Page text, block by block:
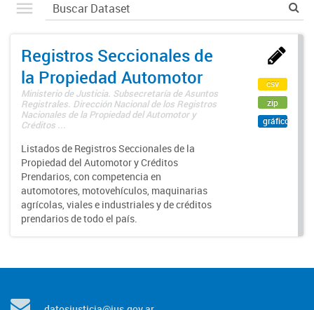
Registros Seccionales de
la Propiedad Automotor
Ministerio de Justicia. Subsecretaría de Asuntos
Registrales. Dirección Nacional de los Registros
Nacionales de la Propiedad del Automotor y
Créditos ...
Listados de Registros Seccionales de la
Propiedad del Automotor y Créditos
Prendarios, con competencia en
automotores, motovehículos, maquinarias
agrícolas, viales e industriales y de créditos
prendarios de todo el país.
csv
zip
gráfico